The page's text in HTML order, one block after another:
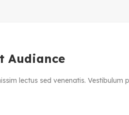
Audiance
lectus sed venenatis. Vestibulum